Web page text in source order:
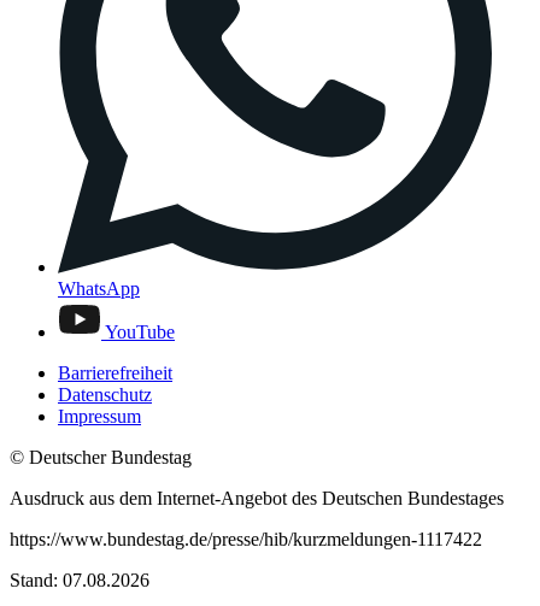
WhatsApp
YouTube
Barrierefreiheit
Datenschutz
Impressum
© Deutscher Bundestag
Ausdruck aus dem Internet-Angebot des Deutschen Bundestages
https://www.bundestag.de/presse/hib/kurzmeldungen-1117422
Stand: 07.08.2026